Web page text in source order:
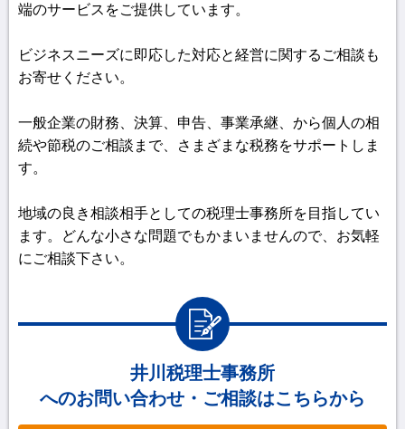
端のサービスをご提供しています。
ビジネスニーズに即応した対応と経営に関するご相談も
お寄せください。
一般企業の財務、決算、申告、事業承継、から個人の相
続や節税のご相談まで、さまざまな税務をサポートしま
す。
地域の良き相談相手としての税理士事務所を目指してい
ます。どんな小さな問題でもかまいませんので、お気軽
にご相談下さい。
井川税理士事務所
へのお問い合わせ・ご相談はこちらから